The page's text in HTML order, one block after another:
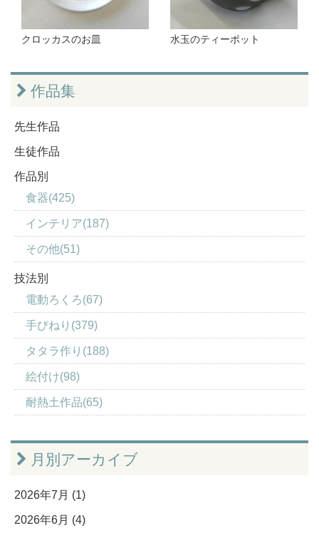
クロッカスのお皿 水玉のティーポット
作品集
先生作品
生徒作品
作品別
食器(425)
インテリア(187)
その他(51)
技法別
電動ろくろ(67)
手びねり(379)
タタラ作り(188)
絵付け(98)
耐熱土作品(65)
月別アーカイブ
2026年7月 (1)
2026年6月 (4)